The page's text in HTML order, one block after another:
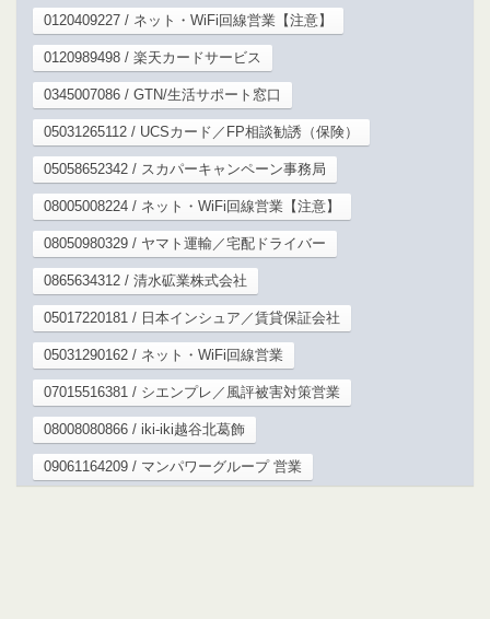
0120409227 / ネット・WiFi回線営業【注意】
0120989498 / 楽天カードサービス
0345007086 / GTN/生活サポート窓口
05031265112 / UCSカード／FP相談勧誘（保険）
05058652342 / スカパーキャンペーン事務局
08005008224 / ネット・WiFi回線営業【注意】
08050980329 / ヤマト運輸／宅配ドライバー
0865634312 / 清水砿業株式会社
05017220181 / 日本インシュア／賃貸保証会社
05031290162 / ネット・WiFi回線営業
07015516381 / シエンプレ／風評被害対策営業
08008080866 / iki-iki越谷北葛飾
09061164209 / マンパワーグループ 営業